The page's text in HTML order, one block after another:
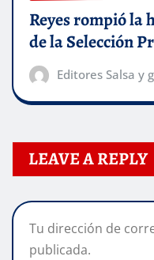
Reyes rompió
de la Selección
Editores Salsa y
LEAVE A REPLY
Tu dirección de
publicada.